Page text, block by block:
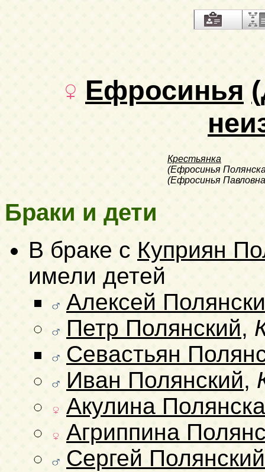
Ефросинья
Крестьянка
(Ефросинья
(Ефросинья
Браки и дети
В браке с Куприян
имели детей
Алексей
Петр Полянский,
Севастьян
Иван Полянский,
Акулина
Агриппина
Сергей Полянский